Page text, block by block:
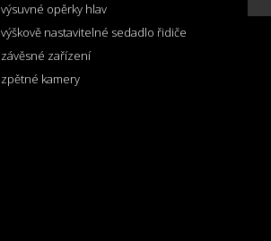
výsuvné opěrky hlav
výškově nastavitelné sedadlo řidiče
závěsné zařízení
zpětné kamery